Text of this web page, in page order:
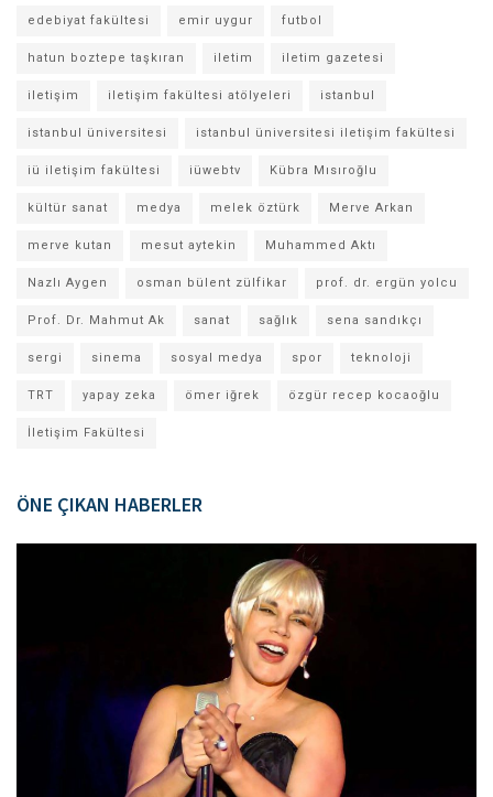
edebiyat fakültesi emir uygur futbol
hatun boztepe taşkıran iletim iletim gazetesi
iletişim iletişim fakültesi atölyeleri istanbul
istanbul üniversitesi istanbul üniversitesi iletişim fakültesi
iü iletişim fakültesi iüwebtv Kübra Mısıroğlu
kültür sanat medya melek öztürk Merve Arkan
merve kutan mesut aytekin Muhammed Aktı
Nazlı Aygen osman bülent zülfikar prof. dr. ergün yolcu
Prof. Dr. Mahmut Ak sanat sağlık sena sandıkçı
sergi sinema sosyal medya spor teknoloji
TRT yapay zeka ömer iğrek özgür recep kocaoğlu
İletişim Fakültesi
ÖNE ÇIKAN HABERLER